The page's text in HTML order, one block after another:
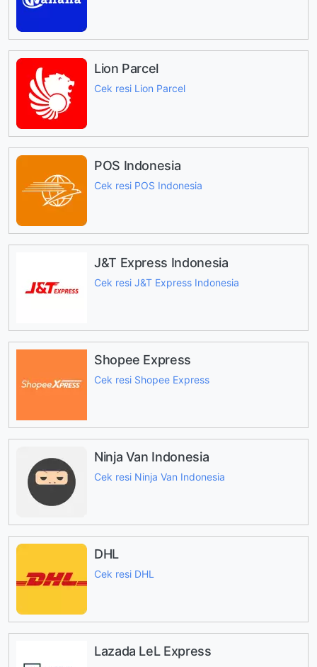
Lion Parcel
Cek resi Lion Parcel
POS Indonesia
Cek resi POS Indonesia
J&T Express Indonesia
Cek resi J&T Express Indonesia
Shopee Express
Cek resi Shopee Express
Ninja Van Indonesia
Cek resi Ninja Van Indonesia
DHL
Cek resi DHL
Lazada LeL Express